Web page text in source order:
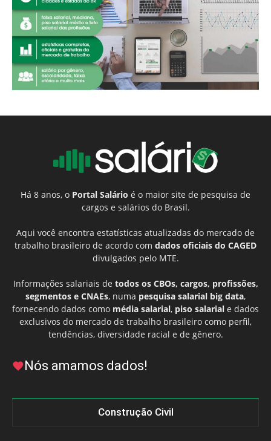
Há 8 anos, o Portal Salário é o maior site de pesquisa de
cargos e salários do Brasil.
Aqui você encontra estatísticas atualizadas do mercado de
trabalho brasileiro de acordo com dados oficiais do CAGED
divulgados pelo MTE.
Informações salariais de todos os CBOs, cargos, profissões,
segmentos e CNAEs, numa pesquisa salarial big data,
fornecendo dados como média salarial, piso salarial e dados
exclusivos do mercado de trabalho brasileiro como perfil,
tendências, diversidade racial e de gênero.
Nós amamos dados!
Construção Civil